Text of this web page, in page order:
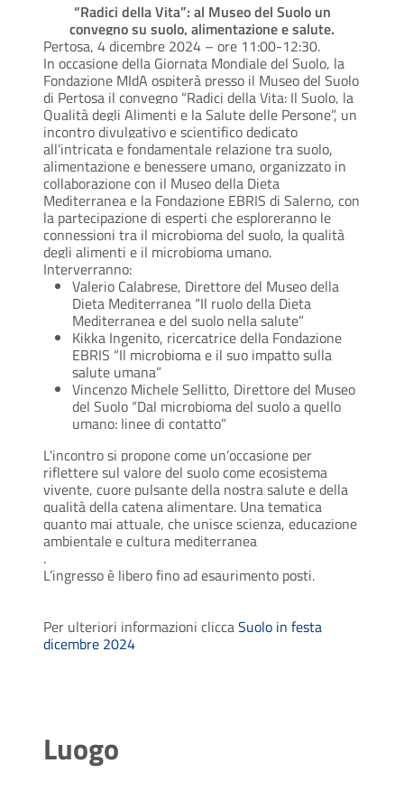
“Radici della Vita”: al Museo del Suolo un
convegno su suolo, alimentazione e salute.
Pertosa, 4 dicembre 2024 – ore 11:00-12:30.
In occasione della Giornata Mondiale del Suolo, la
Fondazione MIdA ospiterà presso il Museo del Suolo
di Pertosa il convegno “Radici della Vita: Il Suolo, la
Qualità degli Alimenti e la Salute delle Persone”, un
incontro divulgativo e scientifico dedicato
all’intricata e fondamentale relazione tra suolo,
alimentazione e benessere umano, organizzato in
collaborazione con il Museo della Dieta
Mediterranea e la Fondazione EBRIS di Salerno, con
la partecipazione di esperti che esploreranno le
connessioni tra il microbioma del suolo, la qualità
degli alimenti e il microbioma umano.
Interverranno:
Valerio Calabrese, Direttore del Museo della
Dieta Mediterranea “Il ruolo della Dieta
Mediterranea e del suolo nella salute”
Kikka Ingenito, ricercatrice della Fondazione
EBRIS “Il microbioma e il suo impatto sulla
salute umana”
Vincenzo Michele Sellitto, Direttore del Museo
del Suolo “Dal microbioma del suolo a quello
umano: linee di contatto”
L'incontro si propone come un’occasione per
riflettere sul valore del suolo come ecosistema
vivente, cuore pulsante della nostra salute e della
qualità della catena alimentare. Una tematica
quanto mai attuale, che unisce scienza, educazione
ambientale e cultura mediterranea
.
L’ingresso è libero fino ad esaurimento posti.
Per ulteriori informazioni cliccaSuolo in festa
dicembre 2024
Luogo